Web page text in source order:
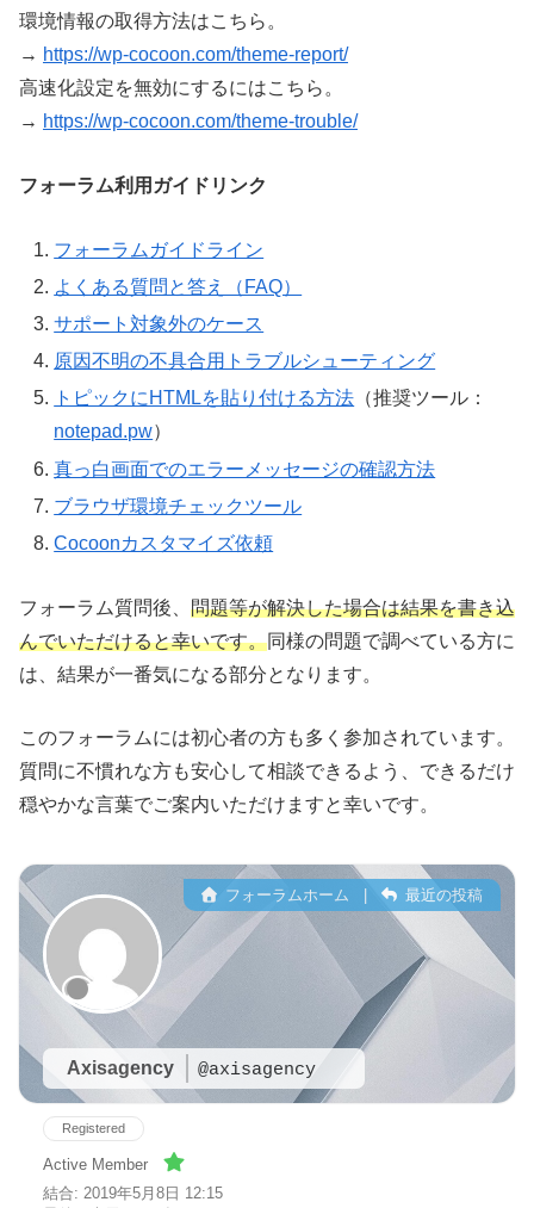
環境情報の取得方法はこちら。
→ https://wp-cocoon.com/theme-report/
高速化設定を無効にするにはこちら。
→ https://wp-cocoon.com/theme-trouble/
フォーラム利用ガイドリンク
フォーラムガイドライン
よくある質問と答え（FAQ）
サポート対象外のケース
原因不明の不具合用トラブルシューティング
トピックにHTMLを貼り付ける方法 （推奨ツール：
notepad.pw）
真っ白画面でのエラーメッセージの確認方法
ブラウザ環境チェックツール
Cocoonカスタマイズ依頼
フォーラム質問後、 問題等が解決した場合は結果を書き込
んでいただけると幸いです。同様の問題で調べている方に
は、結果が一番気になる部分となります。
このフォーラムには初心者の方も多く参加されています。
質問に不慣れな方も安心して相談できるよう、できるだけ
穏やかな言葉でご案内いただけますと幸いです。
Axisagency @axisagency
フォーラムホーム | 最近の投稿
Registered
Active Member
結合: 2019年5月8日 12:15